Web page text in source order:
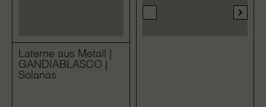
Laterne aus Metall |
GANDIABLASCO |
Solanas